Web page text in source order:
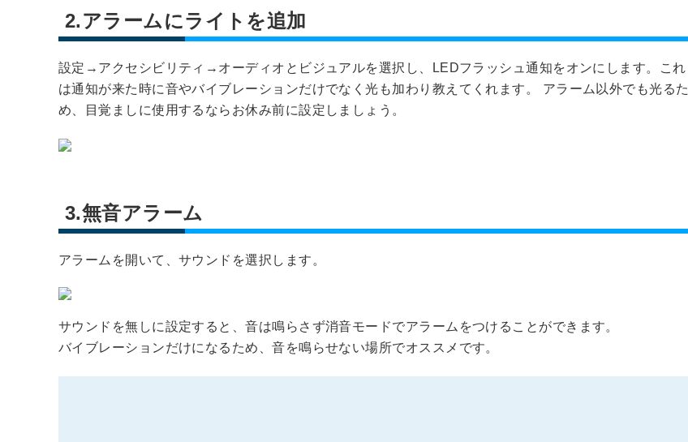
2.アラームにライトを追加
設定→アクセシビリティ→オーディオとビジュアルを選択し、LEDフラッシュ通知をオンにします。これ
は通知が来た時に音やバイブレーションだけでなく光も加わり教えてくれます。 アラーム以外でも光るた
め、目覚ましに使用するならお休み前に設定しましょう。
3.無音アラーム
アラームを開いて、サウンドを選択します。
サウンドを無しに設定すると、音は鳴らさず消音モードでアラームをつけることができます。
バイブレーションだけになるため、音を鳴らせない場所でオススメです。